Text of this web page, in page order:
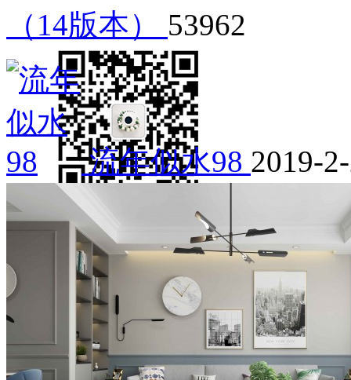
（14版本） 53962
流年似水98 2019-